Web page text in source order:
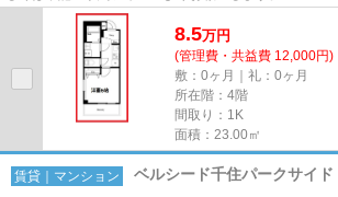
8.5万円
(管理費・共益費 12,000円)
敷：0ヶ月｜礼：0ヶ月
所在階：4階
間取り：1K
面積：23.00㎡
賃貸｜マンション ベルシード千住パークサイド